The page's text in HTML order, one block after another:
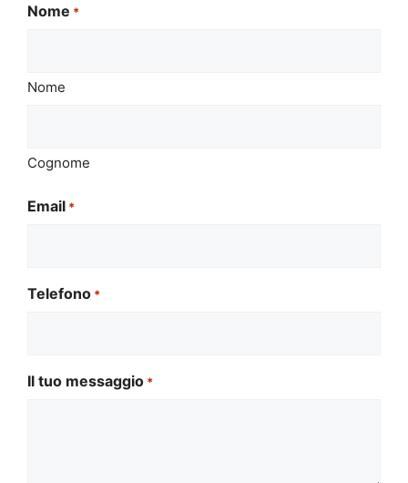
Nome *
Nome
Cognome
Email *
Telefono *
Il tuo messaggio *